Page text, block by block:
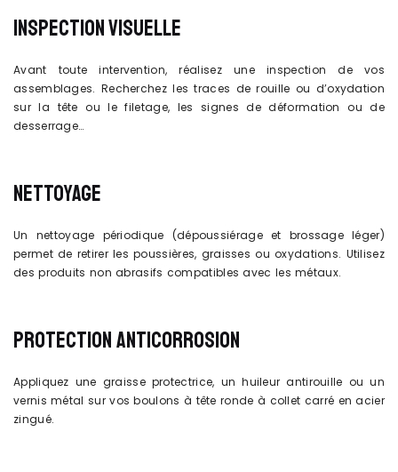
INSPECTION VISUELLE
Avant toute intervention, réalisez une inspection de vos
assemblages. Recherchez les traces de rouille ou d’oxydation
sur la tête ou le filetage, les signes de déformation ou de
desserrage…
NETTOYAGE
Un nettoyage périodique (dépoussiérage et brossage léger)
permet de retirer les poussières, graisses ou oxydations. Utilisez
des produits non abrasifs compatibles avec les métaux.
PROTECTION ANTICORROSION
Appliquez une graisse protectrice, un huileur antirouille ou un
vernis métal sur vos boulons à tête ronde à collet carré en acier
zingué.